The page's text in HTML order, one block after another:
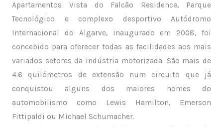
Apartamentos Vista do Falcão Residence, Parque
Tecnológico e complexo desportivo Autódromo
Internacional do Algarve, inaugurado em 2008, foi
concebido para oferecer todas as facilidades aos mais
variados setores da indústria motorizada. São mais de
4.6 quilómetros de extensão num circuito que já
conquistou alguns dos maiores nomes do
automobilismo como Lewis Hamilton, Emerson
Fittipaldi ou Michael Schumacher.